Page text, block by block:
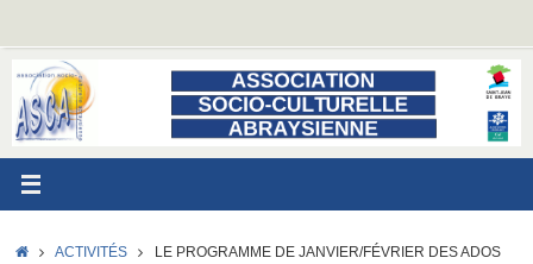
contenu
ACCUEIL
ACTIVITÉS LE PROGRAMME DE JANVIER/FÉVRIER DES ADOS